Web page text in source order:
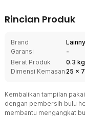
Rincian Produk
Brand
Garansi
-
Berat Produk
0.3 kg
Dimensi Kemasan 25 x 7
Kembalikan tampilan
dengan pembersih bulu
membantu mengangkat